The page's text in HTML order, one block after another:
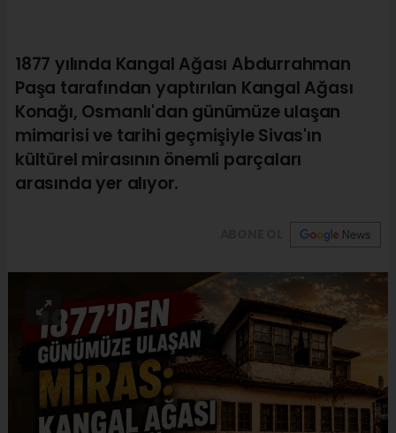
1877 yılında Kangal Ağası Abdurrahman
Paşa tarafından yaptırılan Kangal Ağası
Konağı, Osmanlı'dan günümüze ulaşan
mimarisi ve tarihi geçmişiyle Sivas'ın
kültürel mirasının önemli parçaları
arasında yer alıyor.